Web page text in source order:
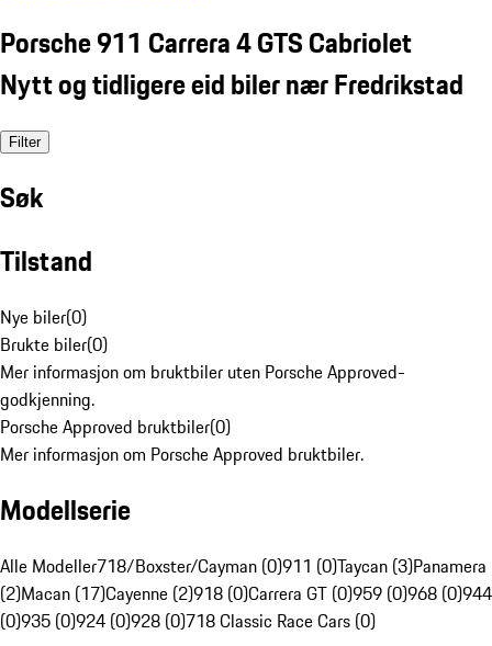
Porsche 911 Carrera 4 GTS Cabriolet
Nytt og tidligere eid biler nær Fredrikstad
Filter
Søk
Tilstand
Nye biler(0)
Brukte biler(0)
Mer informasjon om bruktbiler uten Porsche Approved-
godkjenning.
Porsche Approved bruktbiler(0)
Mer informasjon om Porsche Approved bruktbiler.
Modellserie
Alle Modeller718/Boxster/Cayman (0)911 (0)Taycan (3)Panamera
(2)Macan (17)Cayenne (2)918 (0)Carrera GT (0)959 (0)968 (0)944
(0)935 (0)924 (0)928 (0)718 Classic Race Cars (0)